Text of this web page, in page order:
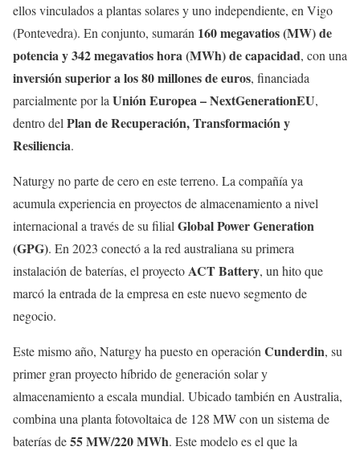
ellos vinculados a plantas solares y uno independiente, en Vigo
(Pontevedra). En conjunto, sumarán 160 megavatios (MW) de
potencia y 342 megavatios hora (MWh) de capacidad, con una
inversión superior a los 80 millones de euros, financiada
parcialmente por la Unión Europea – NextGenerationEU,
dentro del Plan de Recuperación, Transformación y
Resiliencia.
Naturgy no parte de cero en este terreno. La compañía ya
acumula experiencia en proyectos de almacenamiento a nivel
internacional a través de su filial Global Power Generation
(GPG). En 2023 conectó a la red australiana su primera
instalación de baterías, el proyectoACT Battery, un hito que
marcó la entrada de la empresa en este nuevo segmento de
negocio.
Este mismo año, Naturgy ha puesto en operación Cunderdin, su
primer gran proyecto híbrido de generación solar y
almacenamiento a escala mundial. Ubicado también en Australia,
combina una planta fotovoltaica de 128 MW con un sistema de
baterías de55 MW/220 MWh. Este modelo es el que la